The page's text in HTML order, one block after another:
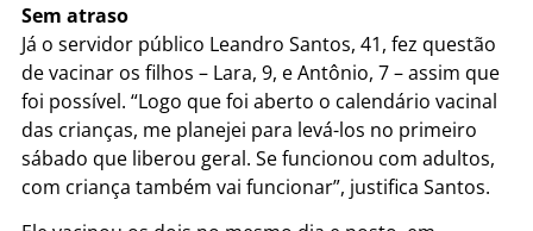
Sem atraso
Já o servidor público Leandro Santos, 41, fez questão
de vacinar os filhos – Lara, 9, e Antônio, 7 – assim que
foi possível. “Logo que foi aberto o calendário vacinal
das crianças, me planejei para levá-los no primeiro
sábado que liberou geral. Se funcionou com adultos,
com criança também vai funcionar”, justifica Santos.